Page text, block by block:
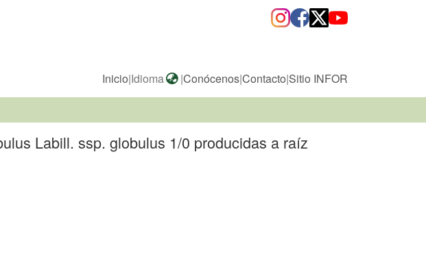
Inicio|Idioma |Conócenos|Contacto|Sitio INFOR
Labill. ssp. globulus 1/0 producidas a raíz